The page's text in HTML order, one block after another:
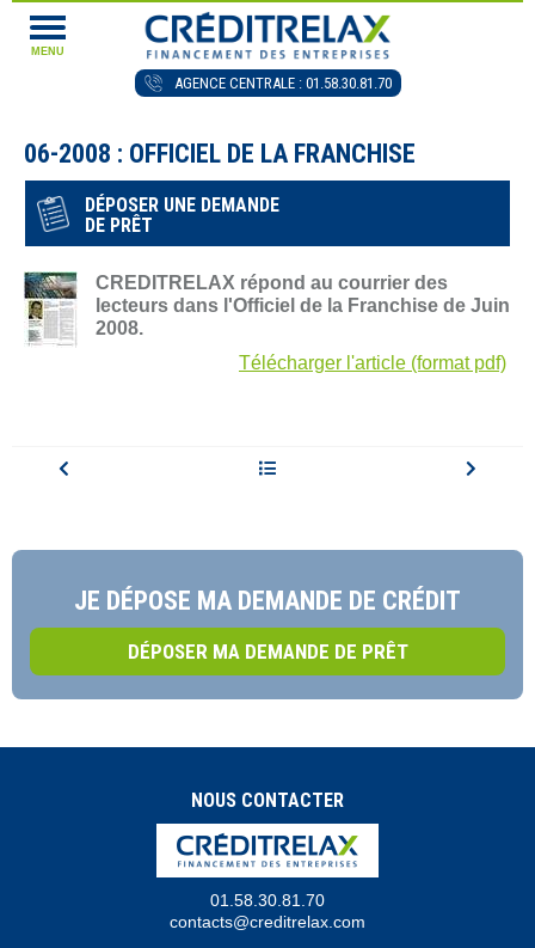
MENU
AGENCE CENTRALE : 01.58.30.81.70
06-2008 : OFFICIEL DE LA FRANCHISE
DÉPOSER UNE DEMANDE
DE PRÊT
CREDITRELAX répond au courrier des
lecteurs dans l'Officiel de la Franchise de Juin
2008.
Télécharger l'article (format pdf)
JE DÉPOSE MA DEMANDE DE CRÉDIT
DÉPOSER MA DEMANDE DE PRÊT
NOUS CONTACTER
01.58.30.81.70
contacts@creditrelax.com